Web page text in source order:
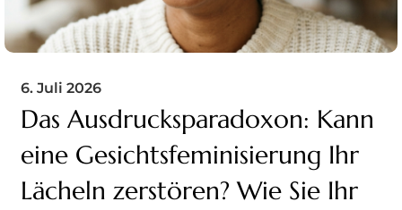
6. Juli 2026
Das Ausdrucksparadoxon: Kann
eine Gesichtsfeminisierung Ihr
Lächeln zerstören? Wie Sie Ihr